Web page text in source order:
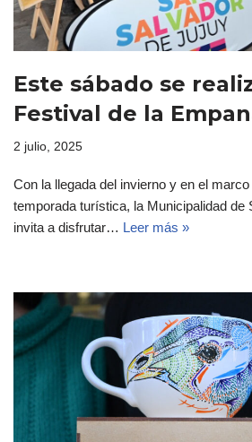
Este sábado se
Festival de la
2 julio, 2025
Con la llegada del invierno y en el
temporada turística, la Municipalidad de
invita a disfrutar… Leer más »